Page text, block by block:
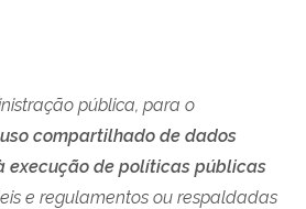
pública, para o
uso compartilhado de dados
execução de políticas públicas
e regulamentos ou respaldadas